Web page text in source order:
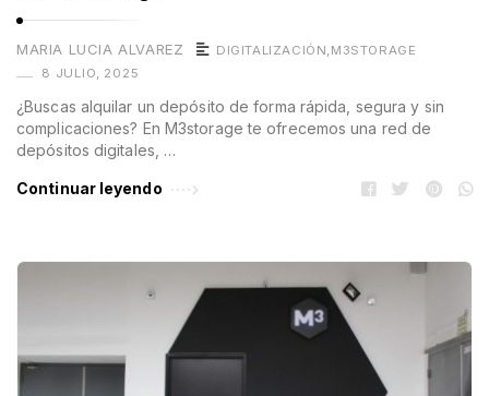
MARIA LUCIA ALVAREZ DIGITALIZACIÓN M3STORAGE
8 JULIO, 2025
¿Buscas alquilar un depósito de forma rápida, segura y sin
complicaciones? En M3storage te ofrecemos una red de
depósitos digitales, …
Continuar leyendo